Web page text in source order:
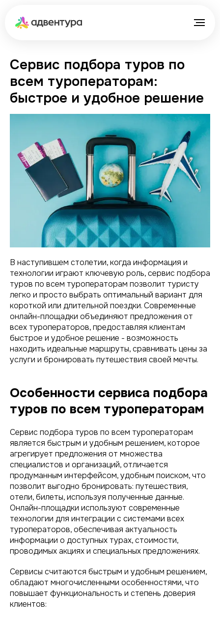
Сервис подбора туров по
всем туроператорам:
быстрое и удобное решение
В наступившем столетии, когда информация и
технологии играют ключевую роль, сервис подбора
туров по всем туроператорам позволит туристу
легко и просто выбрать оптимальный вариант для
короткой или длительной поездки. Современные
онлайн-площадки объединяют предложения от
всех туроператоров, предоставляя клиентам
быстрое и удобное решение - возможность
находить идеальные маршруты, сравнивать цены за
услуги и бронировать путешествия своей мечты.
Особенности сервиса подбора
туров по всем туроператорам
Сервис подбора туров по всем туроператорам
является быстрым и удобным решением, которое
агрегирует предложения от множества
специалистов и организаций, отличается
продуманным интерфейсом, удобным поиском, что
позволит выгодно бронировать: путешествия,
отели, билеты, используя полученные данные.
Онлайн-площадки используют современные
технологии для интеграции с системами всех
туроператоров, обеспечивая актуальность
информации о доступных турах, стоимости,
проводимых акциях и специальных предложениях.
Сервисы считаются быстрым и удобным решением,
обладают многочисленными особенностями, что
повышает функциональность и степень доверия
клиентов: